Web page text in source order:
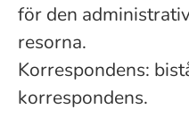
för den
resorna.
Korrespondens:
korrespondens.